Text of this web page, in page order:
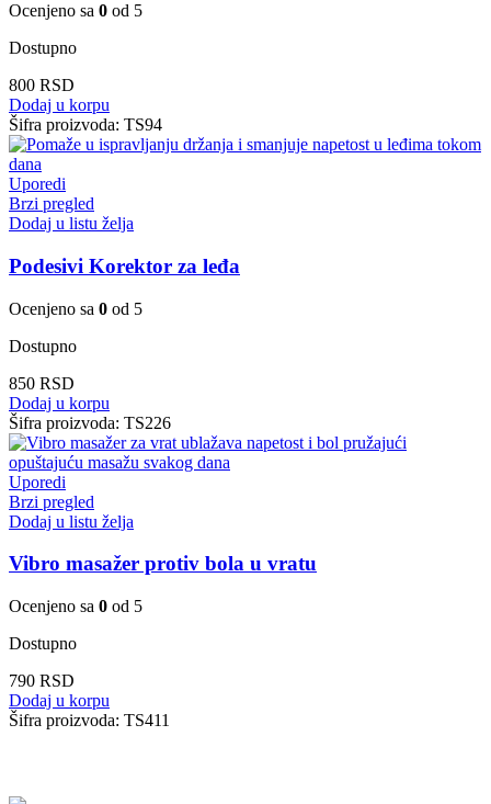
Ocenjeno sa 0 od 5
Dostupno
800 RSD
Dodaj u korpu
Šifra proizvoda: TS94
Uporedi
Brzi pregled
Dodaj u listu želja
Podesivi Korektor za leđa
Ocenjeno sa 0 od 5
Dostupno
850 RSD
Dodaj u korpu
Šifra proizvoda: TS226
Uporedi
Brzi pregled
Dodaj u listu želja
Vibro masažer protiv bola u vratu
Ocenjeno sa 0 od 5
Dostupno
790 RSD
Dodaj u korpu
Šifra proizvoda: TS411